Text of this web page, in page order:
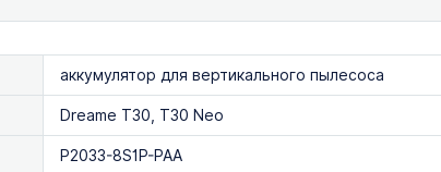
аккумулятор для вертикального пылесоса
Dreame T30, T30 Neo
P2033-8S1P-PAA